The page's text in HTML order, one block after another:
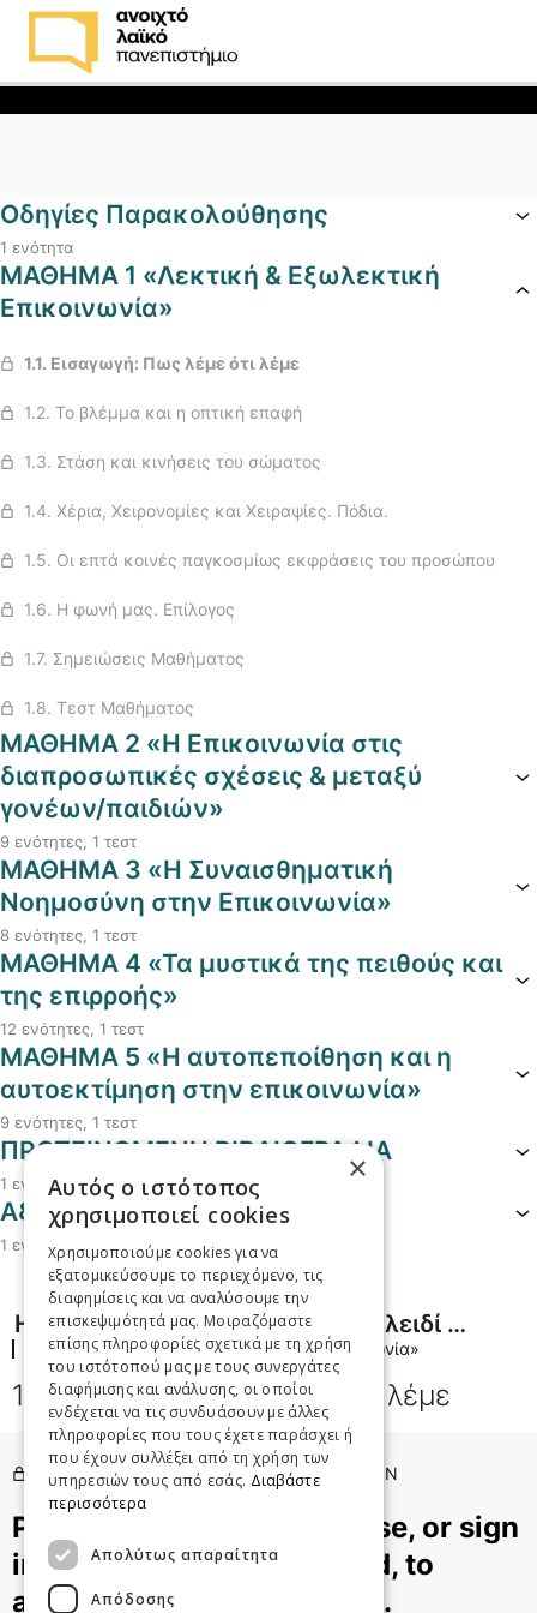
Προσφορά! Το bestseller του μήνα «Η επιστήμη
των Σχέσεων» από 69€ τώρα ΜΟΝΟ με 25€!
Απόκτησέ το >
Οδηγίες Παρακολούθησης
1 ενότητα
ΜΑΘΗΜΑ 1 «Λεκτική & Εξωλεκτική
Επικοινωνία»
1.1. Εισαγωγή: Πως λέμε ότι λέμε
1.2. Το βλέμμα και η οπτική επαφή
1.3. Στάση και κινήσεις του σώματος
1.4. Χέρια, Χειρονομίες και Χειραψίες. Πόδια.
1.5. Οι επτά κοινές παγκοσμίως εκφράσεις του προσώπου
1.6. Η φωνή μας. Επίλογος
1.7. Σημειώσεις Μαθήματος
1.8. Τεστ Μαθήματος
ΜΑΘΗΜΑ 2 «Η Επικοινωνία στις
διαπροσωπικές σχέσεις & μεταξύ
γονέων/παιδιών»
9 ενότητες, 1 τεστ
ΜΑΘΗΜΑ 3 «Η Συναισθηματική
Νοημοσύνη στην Επικοινωνία»
8 ενότητες, 1 τεστ
ΜΑΘΗΜΑ 4 «Τα μυστικά της πειθούς και
της επιρροής»
12 ενότητες, 1 τεστ
ΜΑΘΗΜΑ 5 «Η αυτοπεποίθηση και η
αυτοεκτίμηση στην επικοινωνία»
9 ενότητες, 1 τεστ
ΠΡΟΤΕΙΝΟΜΕΝΗ ΒΙΒΛΙΟΓΡΑΦΙΑ
1 ενότητα
Αξιολόγηση Προγράμματος
1 ενότητα
H τέχνη της Επικοινωνίας: το κλειδί για προσωπική & επαγγελματική επιτυχία
ΜΑΘΗΜΑ 1 «Λεκτική & Εξωλεκτική Επικοινωνία»
1.1. Εισαγωγή: Πως λέμε ότι λέμε
YOU DON’T HAVE ACCESS TO THIS LESSON
Please purchase this course, or sign
in if you’re already enrolled, to
access the course content.
×
Αυτός ο ιστότοπος
χρησιμοποιεί cookies
Χρησιμοποιούμε cookies για να
εξατομικεύσουμε το περιεχόμενο, τις
διαφημίσεις και να αναλύσουμε την
επισκεψιμότητά μας. Μοιραζόμαστε
επίσης πληροφορίες σχετικά με τη χρήση
του ιστότοπού μας με τους συνεργάτες
διαφήμισης και ανάλυσης, οι οποίοι
ενδέχεται να τις συνδυάσουν με άλλες
πληροφορίες που τους έχετε παράσχει ή
που έχουν συλλέξει από τη χρήση των
υπηρεσιών τους από εσάς. Διαβάστε
περισσότερα
Απολύτως απαραίτητα
Απόδοσης